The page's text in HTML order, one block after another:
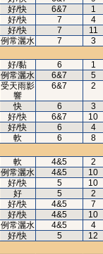
好/快 6&7
1
好/快 7
4
好/快 7
11
例常灑水 7
3
好/黏 6
1
例常灑水 6&7
5
受天雨影
響
6&7 2
快 6
3
好/快 6&7
10
好/快 6
4
軟 6
8
軟 4&5
2
例常灑水 4&5
10
好/快 5
10
好 5
2
好/快 4&5
7
好/快 4&5
10
例常灑水 4&5
4
好/快 5
12